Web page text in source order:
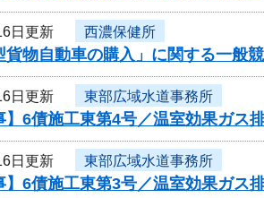
日更新 西濃保健所
貨物自動車の購入」に関する一般
日更新 東部広域水道事務所
】6債施工東第4号／温室効果ガ
日更新 東部広域水道事務所
】6債施工東第3号／温室効果ガ